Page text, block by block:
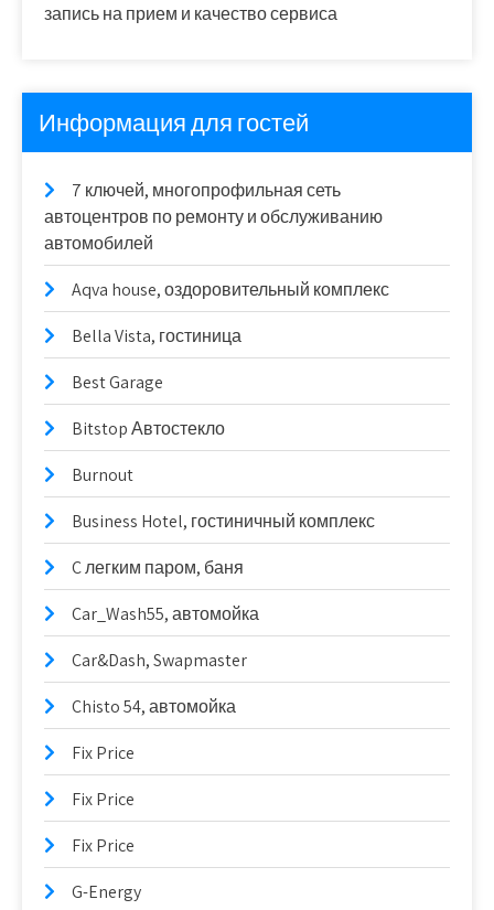
запись на прием и качество сервиса
Информация для гостей
7 ключей, многопрофильная сеть
автоцентров по ремонту и обслуживанию
автомобилей
Aqva house, оздоровительный комплекс
Bella Vista, гостиница
Best Garage
Bitstop Автостекло
Burnout
Business Hotel, гостиничный комплекс
C легким паром, баня
Car_Wash55, автомойка
Car&Dash, Swapmaster
Chisto 54, автомойка
Fix Price
Fix Price
Fix Price
G-Energy